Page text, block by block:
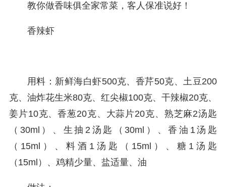
教你做香味俱全家常菜，客人保准说好！
香辣虾
用料：新鲜海白虾500克、香芹50克、土豆200
克、油炸花生米80克、红尖椒100克、干辣椒20克、
姜片10克、香葱20克、大蒜片20克、熟芝麻2汤匙
（30ml）、生抽2汤匙（30ml）、香油1汤匙
（15ml）、料酒1汤匙（15ml）、糖1汤匙
（15ml）、鸡精少量、盐适量、油